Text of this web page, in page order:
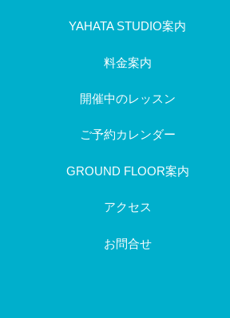
YAHATA STUDIO案内
料金案内
開催中のレッスン
ご予約カレンダー
GROUND FLOOR案内
アクセス
お問合せ